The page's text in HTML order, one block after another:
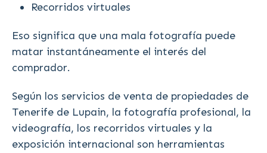
Recorridos virtuales
Eso significa que una mala fotografía puede
matar instantáneamente el interés del
comprador.
Según los servicios de venta de propiedades de
Tenerife de Lupain, la fotografía profesional, la
videografía, los recorridos virtuales y la
exposición internacional son herramientas